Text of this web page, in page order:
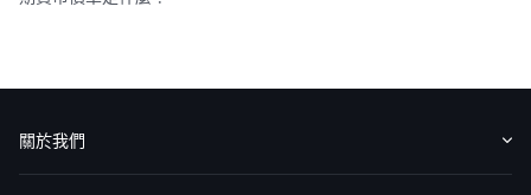
關於我們